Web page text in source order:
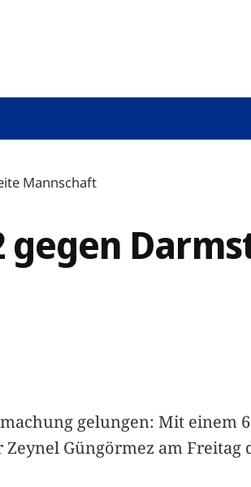
Mannschaft
gegen
gelungen: Mit einem
Güngörmez am Freitag